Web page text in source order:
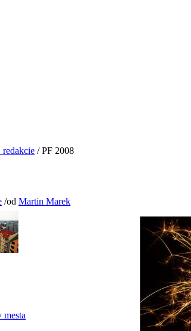
redakcie / PF 2008
/od Martin Marek